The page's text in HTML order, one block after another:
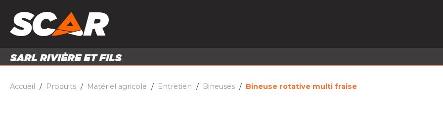
PIÈCES ET ACCESSOIRES
Accueil Produits Matériel agricole Entretien Bineuses Bineuse rotative multi fraise